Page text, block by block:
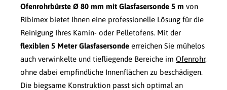
Ofenrohrbürste Ø 80 mm mit Glasfasersonde 5 m von
Ribimex bietet Ihnen eine professionelle Lösung für die
Reinigung Ihres Kamin- oder Pelletofens. Mit der
flexiblen 5 Meter Glasfasersonde erreichen Sie mühelos
auch verwinkelte und tiefliegende Bereiche im Ofenrohr,
ohne dabei empfindliche Innenflächen zu beschädigen.
Die biegsame Konstruktion passt sich optimal an